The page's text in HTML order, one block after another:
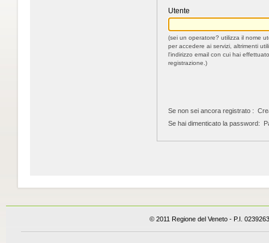
Utente
(sei un operatore? utilizza il nome
per accedere ai servizi, altrimenti
l'indirizzo email con cui hai
registrazione.)
Se non sei ancora registrato :
Se hai dimenticato la password:
© 2011 Regione del Veneto - P.I.